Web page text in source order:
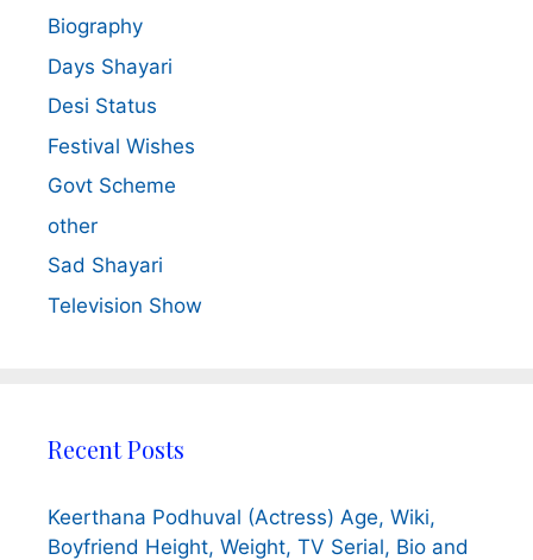
Biography
Days Shayari
Desi Status
Festival Wishes
Govt Scheme
other
Sad Shayari
Television Show
Recent Posts
Keerthana Podhuval (Actress) Age, Wiki,
Boyfriend Height, Weight, TV Serial, Bio and